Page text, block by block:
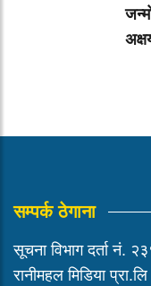
सम्पर्क ठेगाना
सूचना विभाग दर्ता नं.
रानीमहल मिडिया प्रा.लि